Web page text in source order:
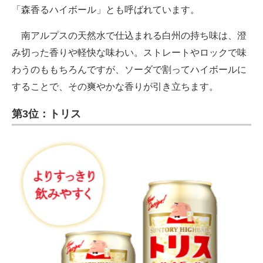
「森香るハイボール」とも呼ばれています。
南アルプスの天然水で仕込まれる白州の持ち味は、澄
み切った香りや軽快な味わい。ストレートやロックで味
わうのももちろんですが、ソーダで割ってハイボールに
することで、その爽やかな香りが引き立ちます。
第3位：トリス